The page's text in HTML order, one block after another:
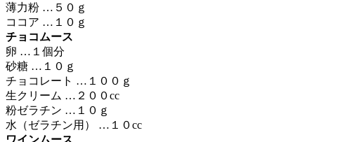
薄力粉 …５０ｇ
ココア …１０ｇ
チョコムース
卵 …１個分
砂糖 …１０ｇ
チョコレート …１００ｇ
生クリーム …２００cc
粉ゼラチン …１０ｇ
水（ゼラチン用） …１０cc